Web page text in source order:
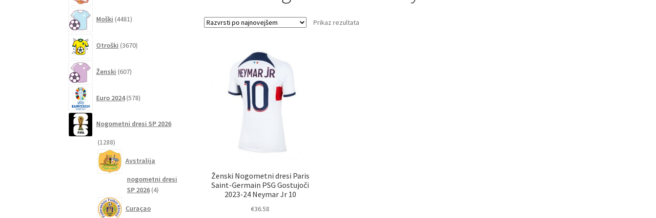
Prikaz rezultata
Ženski Nogometni dresi Paris
Saint-Germain PSG Gostujoči
2023-24 Neymar Jr 10
€36.58
Moški 4481izdelkov
Otroški 3670izdelkov
Ženski 607izdelkov
Euro 2024 578izdelkov
Nogometni dresi SP 2026
12881288
izdelkov
Avstralija
nogometni dresi
SP 2026 44
Curaçao